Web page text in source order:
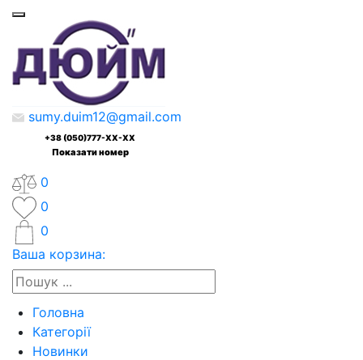
sumy.duim12@gmail.com
+38 (050)777-XX-XX
Показати номер
0
0
0
Ваша корзина:
Головна
Категорії
Новинки